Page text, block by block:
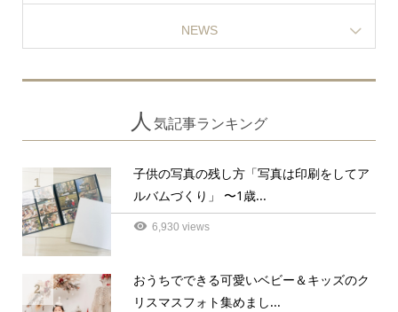
NEWS
人 気記事ランキング
1
子供の写真の残し方「写真は印刷をしてア
ルバムづくり」 〜1歳...
6,930 views
2
おうちでできる可愛いベビー＆キッズのク
リスマスフォト集めまし...